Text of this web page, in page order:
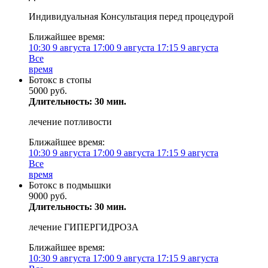
Индивидуальная Консультация перед процедурой
Ближайшее время:
10:30 9 августа 17:00 9 августа 17:15 9 августа
Все
время
Ботокс в стопы
5000 руб.
Длительность: 30 мин.
лечение потливости
Ближайшее время:
10:30 9 августа 17:00 9 августа 17:15 9 августа
Все
время
Ботокс в подмышки
9000 руб.
Длительность: 30 мин.
лечение ГИПЕРГИДРОЗА
Ближайшее время:
10:30 9 августа 17:00 9 августа 17:15 9 августа